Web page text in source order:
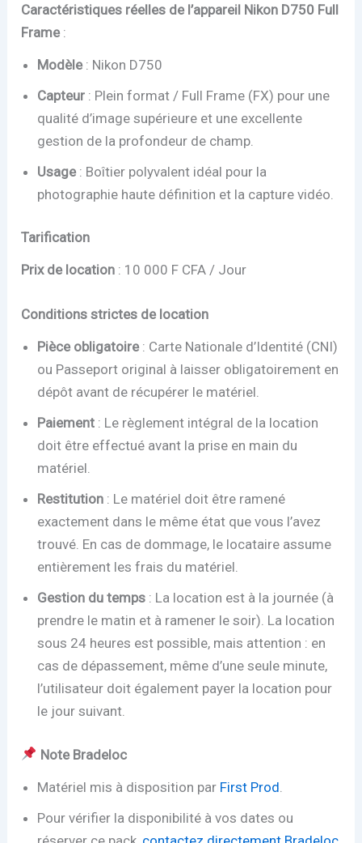
Caractéristiques réelles de l’appareil Nikon D750 Full
Frame:
Modèle : Nikon D750
Capteur : Plein format / Full Frame (FX) pour une
qualité d’image supérieure et une excellente
gestion de la profondeur de champ.
Usage : Boîtier polyvalent idéal pour la
photographie haute définition et la capture vidéo.
Tarification
Prix de location : 10 000 F CFA / Jour
Conditions strictes de location
Pièce obligatoire: Carte Nationale d’Identité (CNI)
ou Passeport original à laisser obligatoirement en
dépôt avant de récupérer le matériel.
Paiement : Le règlement intégral de la location
doit être effectué avant la prise en main du
matériel.
Restitution : Le matériel doit être ramené
exactement dans le même état que vous l’avez
trouvé. En cas de dommage, le locataire assume
entièrement les frais du matériel.
Gestion du temps : La location est à la journée (à
prendre le matin et à ramener le soir). La location
sous 24 heures est possible, mais attention : en
cas de dépassement, même d’une seule minute,
l’utilisateur doit également payer la location pour
le jour suivant.
Note Bradeloc
Matériel mis à disposition par First Prod
Pour vérifier la disponibilité à vos dates ou